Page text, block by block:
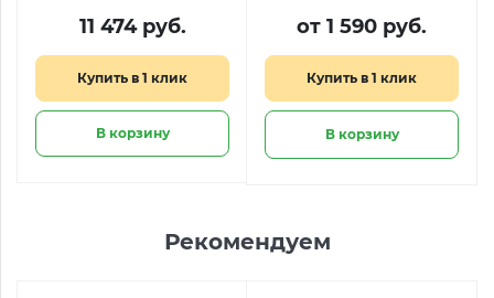
«Белочка»
11 474 руб.
Купить в 1 клик
В корзину
от 1 590 руб.
Купить в 1 клик
В корзину
Рекомендуем